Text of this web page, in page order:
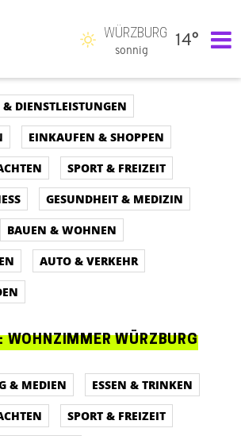
WÜRZBURG
sonnig
14°
& DIENSTLEISTUNGEN
EINKAUFEN & SHOPPEN
SPORT & FREIZEIT
GESUNDHEIT & MEDIZIN
BAUEN & WOHNEN
AUTO & VERKEHR
WOHNZIMMER WÜRZBURG
& MEDIEN
ESSEN & TRINKEN
SPORT & FREIZEIT